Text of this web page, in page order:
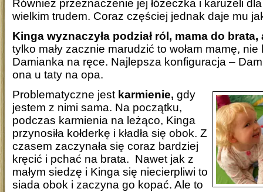
Również przeznaczenie jej łóżeczka i karuzeli
wielkim trudem. Coraz częściej jednak daje mu
Kinga wyznaczyła podział ról, mama do brata,
tylko mały zacznie marudzić to wołam mamę,
Damianka na ręce. Najlepsza konfiguracja –
ona u taty na opa.
Problematyczne jest karmienie, gdy
jestem z nimi sama. Na początku,
podczas karmienia na leżąco, Kinga
przynosiła kołderkę i kładła się obok. Z
czasem zaczynała się coraz bardziej
kręcić i pchać na brata. Nawet jak z
małym siedzę i Kinga się niecierpliwi to
siada obok i zaczyna go kopać. Ale to